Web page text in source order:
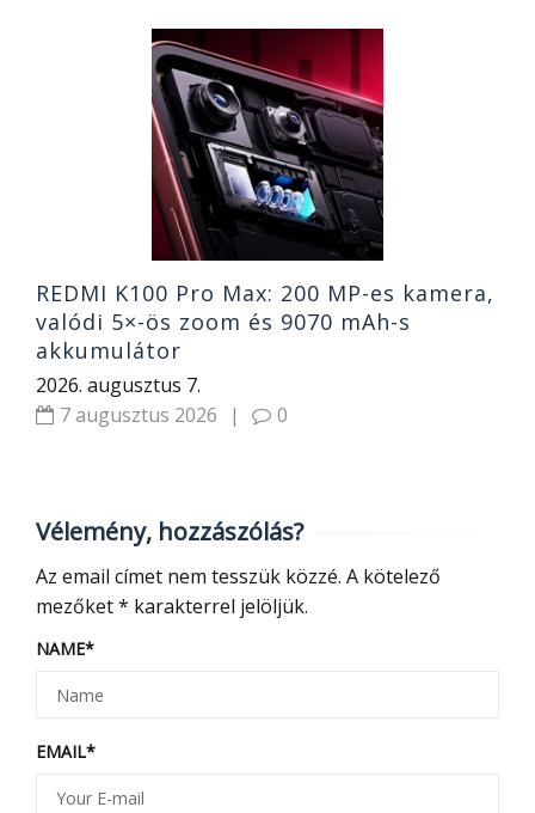
REDMI K100 Pro Max: 200 MP-es kamera,
valódi 5×-ös zoom és 9070 mAh-s
akkumulátor
2026. augusztus 7.
7 augusztus 2026
| 0
Vélemény, hozzászólás?
Az email címet nem tesszük közzé. A kötelező
mezőket* karakterrel jelöljük.
NAME*
EMAIL*